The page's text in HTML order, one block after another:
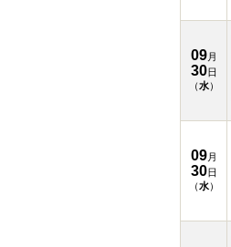
09月
30日
（水）
09月
30日
（水）